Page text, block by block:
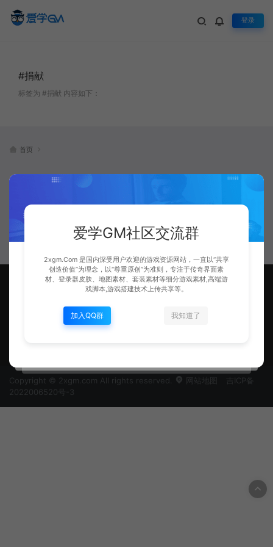
登录
#捐献
标签为 #捐献 内容如下：
首页
2xgm.Com 是国内深受用户欢迎的游戏资源网站，一直以“共享创造价值”为理
Copyright © 2xgm.com All rights reserved. 网站地图
吉ICP备
2022006520号-3
爱学GM社区交流群
2xgm.Com 是国内深受用户欢迎的游戏资源网站，一直以“共享
创造价值”为理念，以“尊重原创”为准则，专注于传奇界面素
材、登录器皮肤、地图素材、套装素材等细分游戏素材,高端游
戏脚本,游戏搭建技术上传共享等。
加入QQ群 我知道了